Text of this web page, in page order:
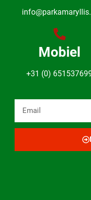
Mobiel
+31 (0)